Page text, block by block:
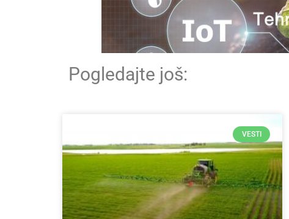
Pogledajte još:
VESTI